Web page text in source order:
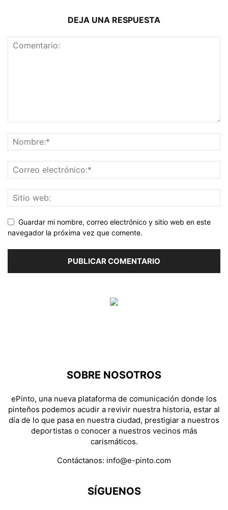
DEJA UNA RESPUESTA
Guardar mi nombre, correo electrónico y sitio web en este
navegador la próxima vez que comente.
SOBRE NOSOTROS
ePinto, una nueva plataforma de comunicación donde los
pinteños podemos acudir a revivir nuestra historia, estar al
día de lo que pasa en nuestra ciudad, prestigiar a nuestros
deportistas o conocer a nuestros vecinos más
carismáticos.
Contáctanos: info@e-pinto.com
SÍGUENOS